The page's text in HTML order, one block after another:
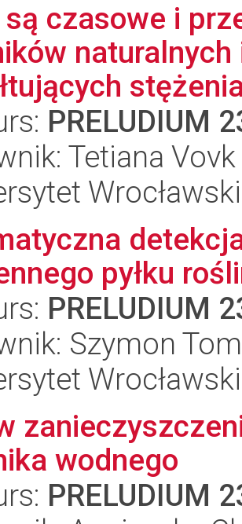
czasowe i
PRELUDIUM
Tetiana Vovk
Wrocławski
pyłku
PRELUDIUM
Szymon
Wrocławski
wodnego
PRELUDIUM